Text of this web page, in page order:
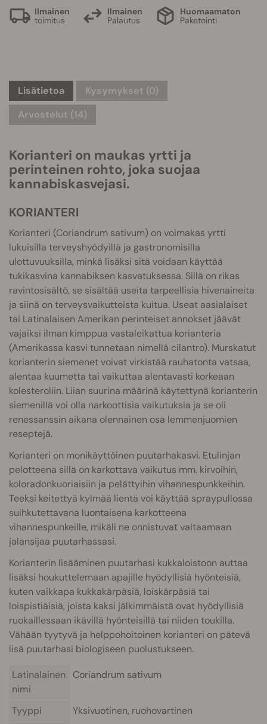
Ilmainen
toimitus
Ilmainen
Palautus
Huomaamaton
Paketointi
Lisätietoa Kysymykset (0)
Arvostelut (14)
Korianteri on maukas yrtti ja
perinteinen rohto, joka suojaa
kannabiskasvejasi.
KORIANTERI
Korianteri (Coriandrum sativum) on voimakas yrtti
lukuisilla terveyshyödyillä ja gastronomisilla
ulottuvuuksilla, minkä lisäksi sitä voidaan käyttää
tukikasvina kannabiksen kasvatuksessa. Sillä on rikas
ravintosisältö, se sisältää useita tarpeellisia hivenaineita
ja siinä on terveysvaikutteista kuitua. Useat aasialaiset
tai Latinalaisen Amerikan perinteiset annokset jäävät
vajaiksi ilman kimppua vastaleikattua korianteria
(Amerikassa kasvi tunnetaan nimellä cilantro). Murskatut
korianterin siemenet voivat virkistää rauhatonta vatsaa,
alentaa kuumetta tai vaikuttaa alentavasti korkeaan
kolesteroliin. Liian suurina määrinä käytettynä korianterin
siemenillä voi olla narkoottisia vaikutuksia ja se oli
renessanssin aikana olennainen osa lemmenjuomien
reseptejä.
Korianteri on monikäyttöinen puutarhakasvi. Etulinjan
pelotteena sillä on karkottava vaikutus mm. kirvoihin,
koloradonkuoriaisiin ja pelättyihin vihannespunkkeihin.
Teeksi keitettyä kylmää lientä voi käyttää spraypullossa
suihkutettavana luontaisena karkotteena
vihannespunkeille, mikäli ne onnistuvat valtaamaan
jalansijaa puutarhassasi.
Korianterin lisääminen puutarhasi kukkaloistoon auttaa
lisäksi houkuttelemaan apajille hyödyllisiä hyönteisiä,
kuten vaikkapa kukkakärpäsiä, loiskärpäsiä tai
loispistiäisiä, joista kaksi jälkimmäistä ovat hyödyllisiä
ruokaillessaan ikävillä hyönteisillä tai niiden toukilla.
Vähään tyytyvä ja helppohoitoinen korianteri on pätevä
lisä puutarhasi biologiseen puolustukseen.
Latinalainen
nimi
Coriandrum sativum
Tyyppi Yksivuotinen, ruohovartinen